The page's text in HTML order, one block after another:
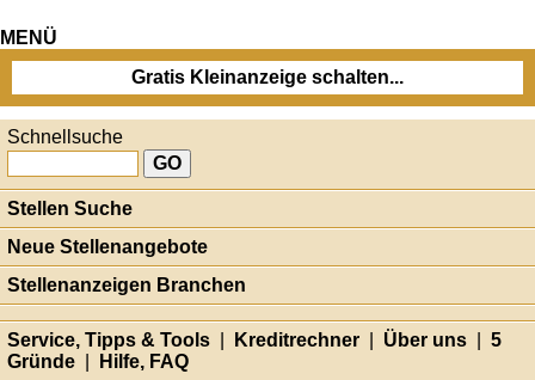
MENÜ
Gratis Kleinanzeige schalten...
Schnellsuche
Stellen Suche
Neue Stellenangebote
Stellenanzeigen Branchen
Service, Tipps & Tools Kreditrechner Über uns
5
Gründe
Hilfe, FAQ